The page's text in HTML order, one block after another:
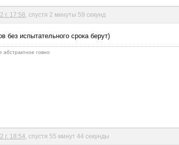
г. 17:58 , спустя 2 минуты 59 секунд
без испытательного срока берут)
абстрактное говно
г. 18:54 , спустя 55 минут 44 секунды